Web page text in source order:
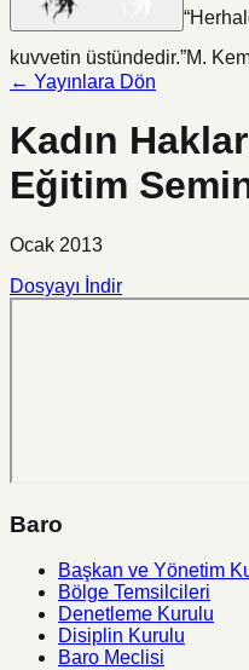
kuvvetin üstündedir.”M.
← Yayınlara Dön
Kadın
Eğitim
Ocak 2013
Dosyayı İndir
Baro
Başkan ve Yönetim
Bölge Temsilcileri
Denetleme Kurulu
Disiplin Kurulu
Baro Meclisi